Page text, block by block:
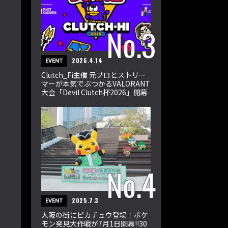
EVENT 2026.4.14
Clutch_Fi主催 元プロとストリー
マーが本気でぶつかるVALORANT
大会「Devil Clutch杯2026」開幕
EVENT 2025.7.3
大阪の街にピカチュウ登場！ポケ
モン発見大作戦が7月1日開幕!!30